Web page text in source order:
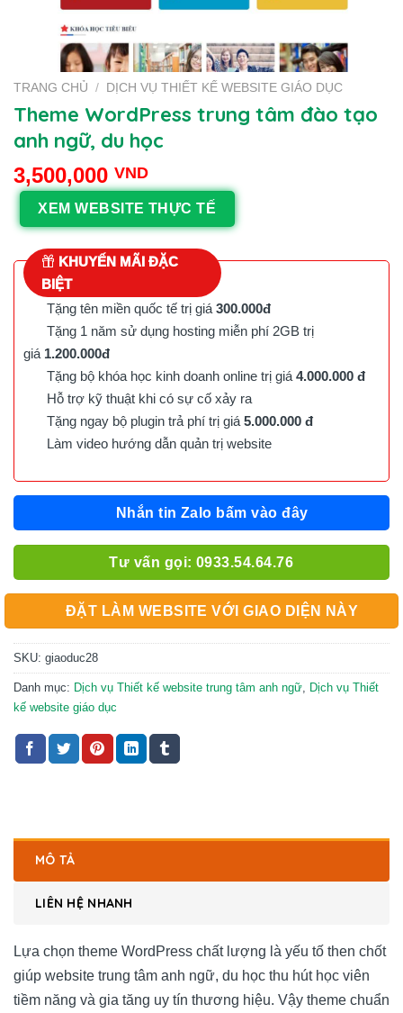
TRANG CHỦ / DỊCH VỤ THIẾT KẾ WEBSITE GIÁO DỤC
Theme WordPress trung tâm đào tạo
anh ngữ, du học
3,500,000 VND
XEM WEBSITE THỰC TẾ
KHUYẾN MÃI ĐẶC
BIỆT
Tặng tên miền quốc tế trị giá 300.000đ
Tặng 1 năm sử dụng hosting miễn phí 2GB trị
giá 1.200.000đ
Tặng bộ khóa học kinh doanh online trị giá 4.000.000 đ
Hỗ trợ kỹ thuật khi có sự cố xảy ra
Tặng ngay bộ plugin trả phí trị giá 5.000.000 đ
Làm video hướng dẫn quản trị website
Nhắn tin Zalo bấm vào đây
Tư vấn gọi: 0933.54.64.76
ĐẶT LÀM WEBSITE VỚI GIAO DIỆN NÀY
SKU: giaoduc28
Danh mục: Dịch vụ Thiết kế website trung tâm anh ngữ
Dịch vụ Thiết
kế website giáo dục
MÔ TẢ
LIÊN HỆ NHANH
Lựa chọn theme WordPress chất lượng là yếu tố then chốt
giúp website trung tâm anh ngữ, du học thu hút học viên
tiềm năng và gia tăng uy tín thương hiệu. Vậy theme chuẩn